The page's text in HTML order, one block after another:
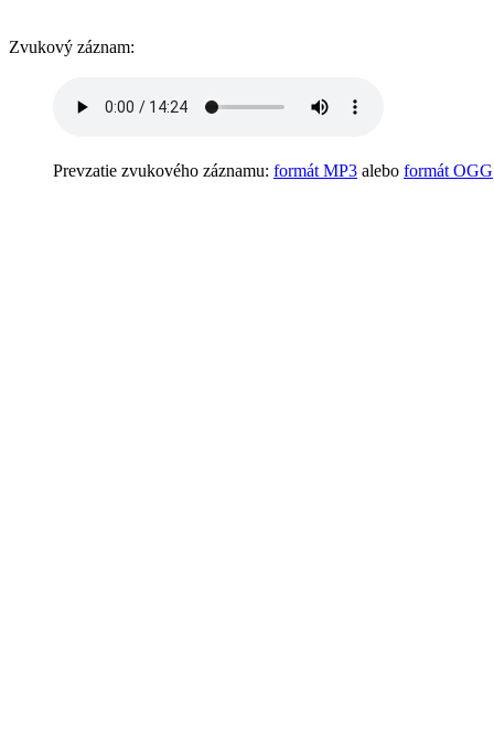
Zvukový záznam:
Prevzatie zvukového záznamu: formát MP3 alebo formát OGG